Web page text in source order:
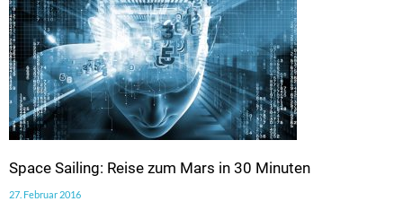
Space Sailing: Reise zum Mars in 30 Minuten
27. Februar 2016